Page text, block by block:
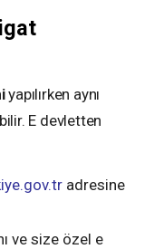
yapılırken aynı
E devletten
adresine
ve size özel e